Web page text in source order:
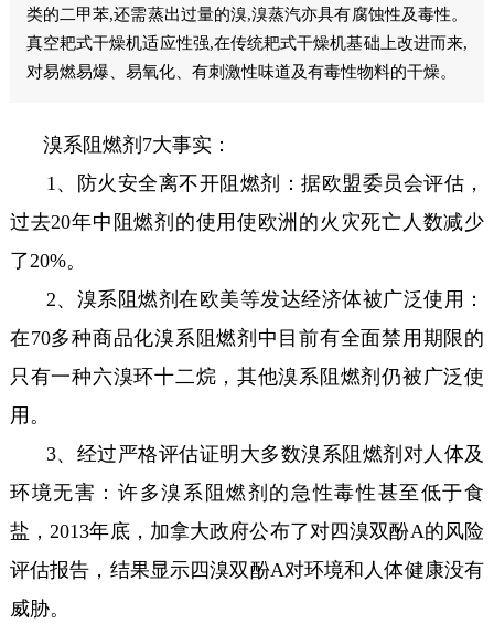
类的二甲苯,还需蒸出过量的溴,溴蒸汽亦具有腐蚀性及毒性。
真空耙式干燥机适应性强,在传统耙式干燥机基础上改进而来,
对易燃易爆、易氧化、有刺激性味道及有毒性物料的干燥。
溴系阻燃剂7大事实：
1、防火安全离不开阻燃剂：据欧盟委员会评估，
过去20年中阻燃剂的使用使欧洲的火灾死亡人数减少
了20%。
2、溴系阻燃剂在欧美等发达经济体被广泛使用：
在70多种商品化溴系阻燃剂中目前有全面禁用期限的
只有一种六溴环十二烷，其他溴系阻燃剂仍被广泛使
用。
3、经过严格评估证明大多数溴系阻燃剂对人体及
环境无害：许多溴系阻燃剂的急性毒性甚至低于食
盐，2013年底，加拿大政府公布了对四溴双酚A的风险
评估报告，结果显示四溴双酚A对环境和人体健康没有
威胁。